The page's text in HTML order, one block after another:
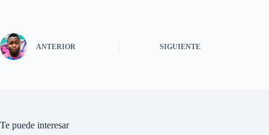
ANTERIOR SIGUIENTE
Te puede interesar